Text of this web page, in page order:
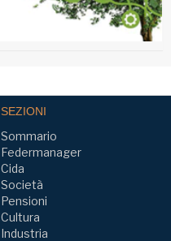
SEZIONI
Sommario
Federmanager
Cida
Società
Pensioni
Cultura
Industria